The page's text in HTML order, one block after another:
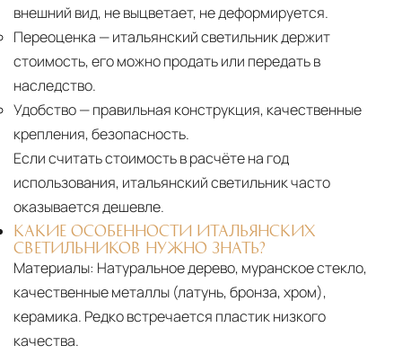
внешний вид, не выцветает, не деформируется.
Переоценка — итальянский светильник держит
стоимость, его можно продать или передать в
наследство.
Удобство— правильная конструкция, качественные
крепления, безопасность.
Если считать стоимость в расчёте на год
использования, итальянский светильник часто
оказывается дешевле.
КАКИЕ ОСОБЕННОСТИ ИТАЛЬЯНСКИХ
СВЕТИЛЬНИКОВ НУЖНО ЗНАТЬ?
Материалы: Натуральное дерево, муранское стекло,
качественные металлы (латунь, бронза, хром),
керамика. Редко встречается пластик низкого
качества.